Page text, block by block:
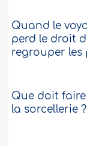
Quand le
perd le droit
regrouper les
Que doit
la sorcellerie ?